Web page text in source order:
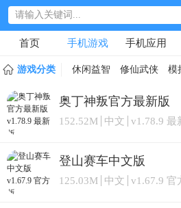
首页 手机游戏 手机应用
游戏分类 休闲益智 修仙武侠 模
奥丁神叛官方最新版
152.52M 中文 v1.78.9 最
登山赛车中文版
125.03M 中文 v1.67.9 官